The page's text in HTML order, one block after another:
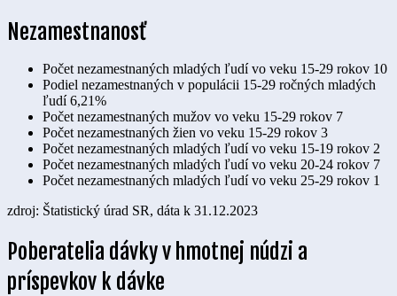
Nezamestnanosť
Počet nezamestnaných mladých ľudí vo veku 15-29 rokov 10
Podiel nezamestnaných v populácii 15-29 ročných mladých
ľudí 6,21%
Počet nezamestnaných mužov vo veku 15-29 rokov 7
Počet nezamestnaných žien vo veku 15-29 rokov 3
Počet nezamestnaných mladých ľudí vo veku 15-19 rokov 2
Počet nezamestnaných mladých ľudí vo veku 20-24 rokov 7
Počet nezamestnaných mladých ľudí vo veku 25-29 rokov 1
zdroj: Štatistický úrad SR, dáta k 31.12.2023
Poberatelia dávky v hmotnej núdzi a
príspevkov k dávke